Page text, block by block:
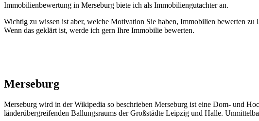
Immobilienbewertung in Merseburg biete ich als Immobiliengutachter an.
Wichtig zu wissen ist aber, welche Motivation Sie haben, Immobilien bewerten
Wenn das geklärt ist, werde ich gern Ihre Immobilie bewerten.
Merseburg
Merseburg wird in der Wikipedia so beschrieben Merseburg ist eine Dom- und
länderübergreifenden Ballungsraums der Großstädte Leipzig und Halle.